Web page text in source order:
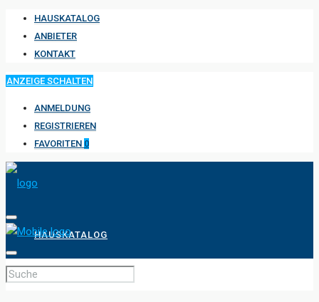
HAUSKATALOG
ANBIETER
KONTAKT
ANZEIGE SCHALTEN
ANMELDUNG
REGISTRIEREN
FAVORITEN 0
HAUSKATALOG
ANBIETER